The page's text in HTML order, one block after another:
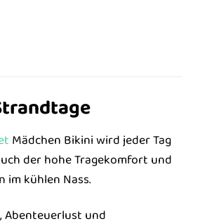
Mädchen Bikini wird jeder Tag
der hohe Tragekomfort und
kühlen Nass.
Abenteuerlust und